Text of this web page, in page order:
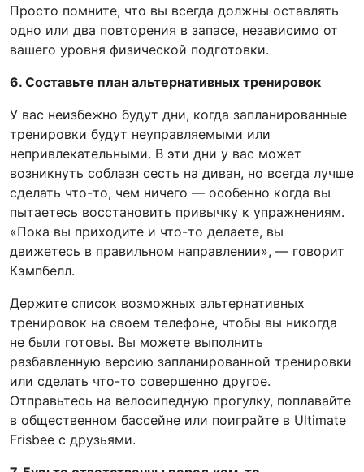
Просто помните, что вы всегда должны оставлять
одно или два повторения в запасе, независимо от
вашего уровня физической подготовки.
6. Составьте план альтернативных тренировок
У вас неизбежно будут дни, когда запланированные
тренировки будут неуправляемыми или
непривлекательными. В эти дни у вас может
возникнуть соблазн сесть на диван, но всегда лучше
сделать что-то, чем ничего — особенно когда вы
пытаетесь восстановить привычку к упражнениям.
«Пока вы приходите и что-то делаете, вы
движетесь в правильном направлении», — говорит
Кэмпбелл.
Держите список возможных альтернативных
тренировок на своем телефоне, чтобы вы никогда
не были готовы. Вы можете выполнить
разбавленную версию запланированной тренировки
или сделать что-то совершенно другое.
Отправьтесь на велосипедную прогулку, поплавайте
в общественном бассейне или поиграйте в Ultimate
Frisbee с друзьями.